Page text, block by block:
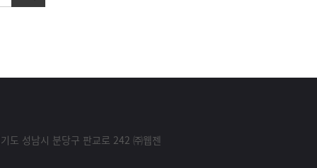
도 성남시 분당구 판교로 242 ㈜웹젠